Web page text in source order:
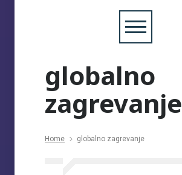
globalno
zagrevanje
Home globalno zagrevanje